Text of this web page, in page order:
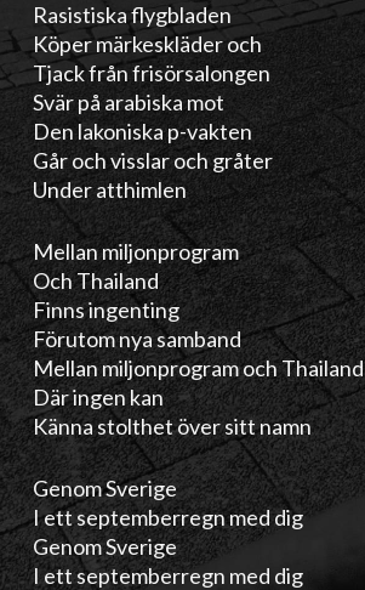
Rasistiska flygbladen
Köper märkeskläder och
Tjack från frisörsalongen
Svär på arabiska mot
Den lakoniska p-vakten
Går och visslar och gråter
Under atthimlen
Mellan miljonprogram
Och Thailand
Finns ingenting
Förutom nya samband
Mellan miljonprogram och Thailand
Där ingen kan
Känna stolthet över sitt namn
Genom Sverige
I ett septemberregn med dig
Genom Sverige
I ett septemberregn med dig